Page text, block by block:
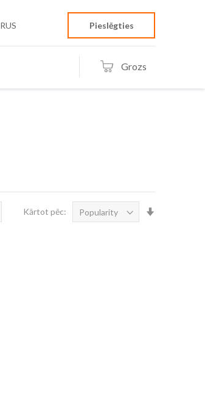
RUS Pieslēgties
Grozs
Kārtot pēc: